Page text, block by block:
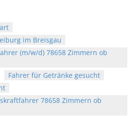
im Breisgau
(m/w/d) 78658 Zimmern ob
Fahrer für Getränke gesucht
78658 Zimmern ob